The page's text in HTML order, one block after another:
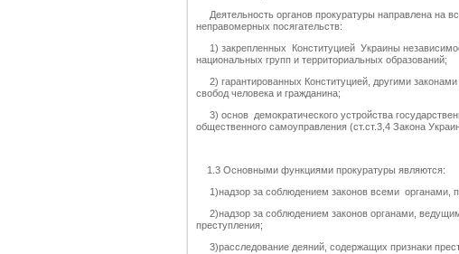
Деятельность органов прокуратуры направлена на
неправомерных посягательств:
1) закрепленных Конституцией Украины
национальных групп и территориальных образований;
2) гарантированных Конституцией, другими
свобод человека и гражданина;
3) основ демократического устройства
общественного самоуправления (ст.ст.3,4 Закона
1.3 Основными функциями прокуратуры являются:
1)надзор за соблюдением законов всеми органами,
2)надзор за соблюдением законов органами,
преступления;
3)расследование деяний, содержащих признаки